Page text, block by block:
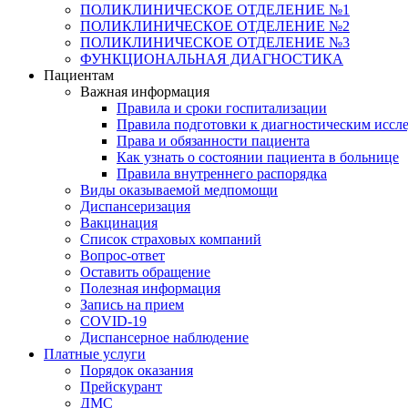
ПОЛИКЛИНИЧЕСКОЕ ОТДЕЛЕНИЕ №1
ПОЛИКЛИНИЧЕСКОЕ ОТДЕЛЕНИЕ №2
ПОЛИКЛИНИЧЕСКОЕ ОТДЕЛЕНИЕ №3
ФУНКЦИОНАЛЬНАЯ ДИАГНОСТИКА
Пациентам
Важная информация
Правила и сроки госпитализации
Правила подготовки к диагностическим
Права и обязанности пациента
Как узнать о состоянии пациента в больнице
Правила внутреннего распорядка
Виды оказываемой медпомощи
Диспансеризация
Вакцинация
Список страховых компаний
Вопрос-ответ
Оставить обращение
Полезная информация
Запись на прием
COVID-19
Диспансерное наблюдение
Платные услуги
Порядок оказания
Прейскурант
ДМС